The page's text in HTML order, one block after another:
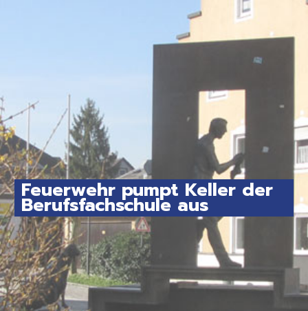
Feuerwehr pumpt Keller der
Berufsfachschule aus